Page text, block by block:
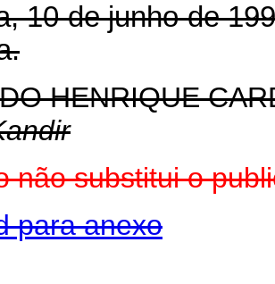
10 de junho de
HENRIQUE
não substitui o
para anexo